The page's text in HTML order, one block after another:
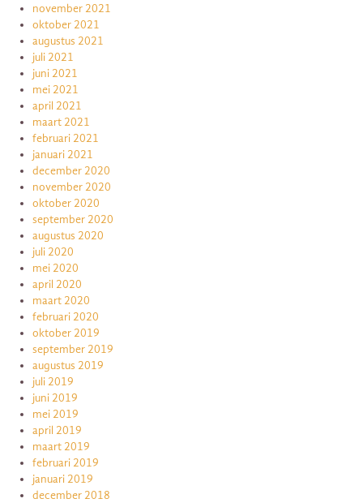
november 2021
oktober 2021
augustus 2021
juli 2021
juni 2021
mei 2021
april 2021
maart 2021
februari 2021
januari 2021
december 2020
november 2020
oktober 2020
september 2020
augustus 2020
juli 2020
mei 2020
april 2020
maart 2020
februari 2020
oktober 2019
september 2019
augustus 2019
juli 2019
juni 2019
mei 2019
april 2019
maart 2019
februari 2019
januari 2019
december 2018